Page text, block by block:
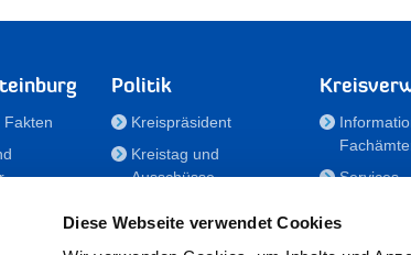
Diese Webseite verwendet Cookies
Fakten
Politik
Kreispräsident
Kreistag und
Ausschüsse
für Menschen mit
Services